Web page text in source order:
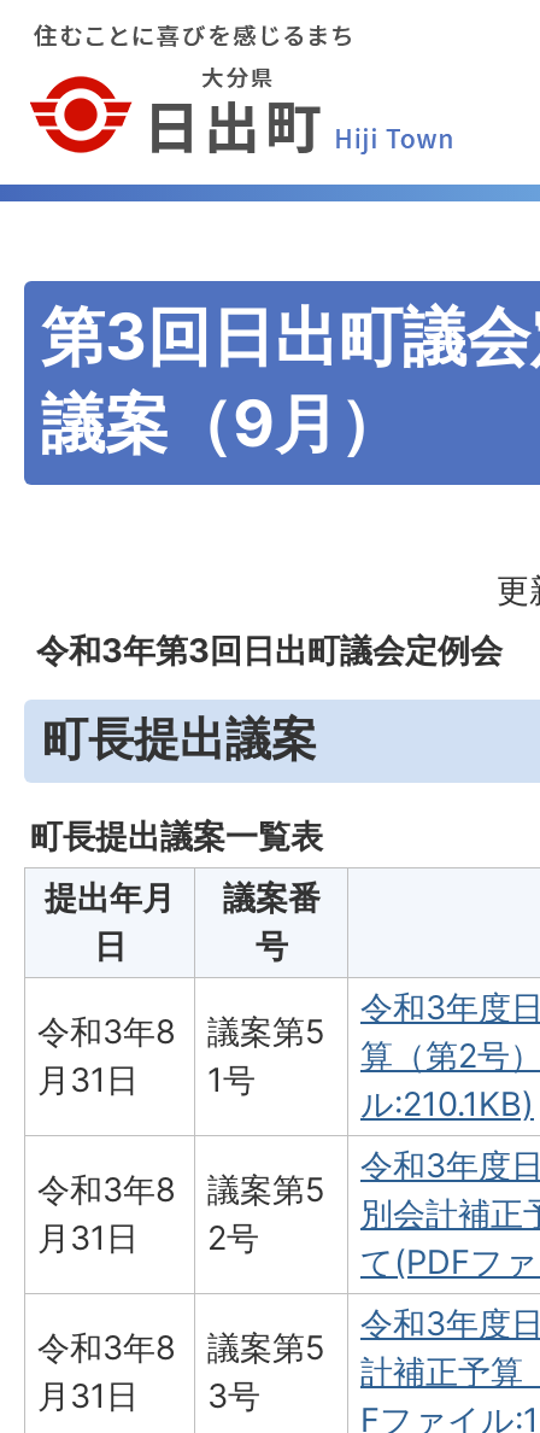
第3回日出町議
議案（9月）
更
令和3年第3回日出町議会定例会
町長提出議案
町長提出議案一覧表
提出年月
日
議案番
号
令和3年8
月31日
議案第5
1号
令和3年度
算（第2号
ル:210.1KB)
令和3年8
月31日
議案第5
2号
令和3年度
別会計補正
て(PDFフ
令和3年8
月31日
議案第5
3号
令和3年度
計補正予算
Fファイル